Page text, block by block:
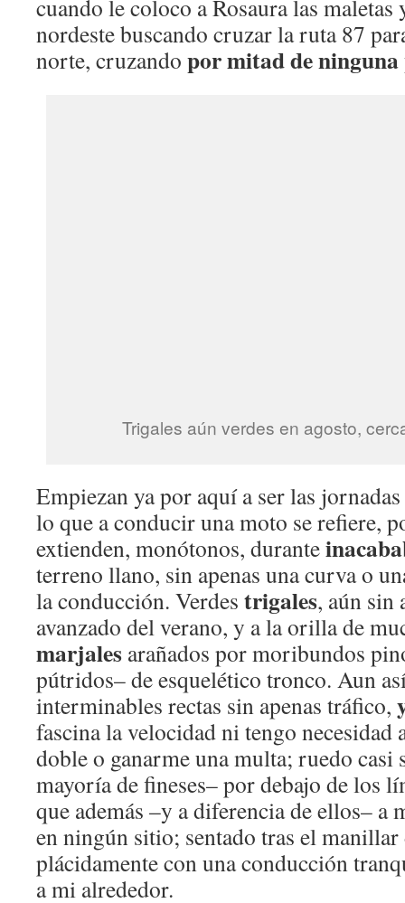
cuando le coloco a Rosaura las
nordeste buscando cruzar la ruta 87
norte, cruzando por mitad de
Trigales aún verdes en agosto,
Empiezan ya por aquí a ser las
lo que a conducir una moto se refiere,
extienden, monótonos, durante
terreno llano, sin apenas una curva o
la conducción. Verdes trigales, aún sin
avanzado del verano, y a la orilla de
marjales arañados por moribundos
pútridos– de esquelético tronco. Aun
interminables rectas sin apenas tráfico,
fascina la velocidad ni tengo necesidad
doble o ganarme una multa; ruedo casi
mayoría de fineses– por debajo de los
que además –y a diferencia de ellos– a
en ningún sitio; sentado tras el manillar
plácidamente con una conducción
a mi alrededor.